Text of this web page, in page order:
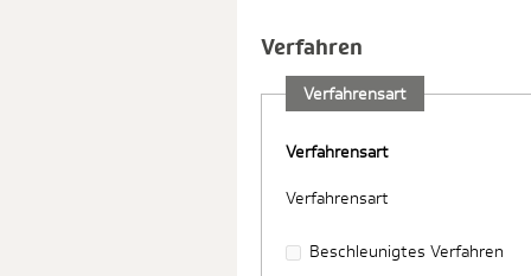
Verfahren
Verfahrensart
Verfahrensart
Verfahrensart
Beschleunigtes Verfahren